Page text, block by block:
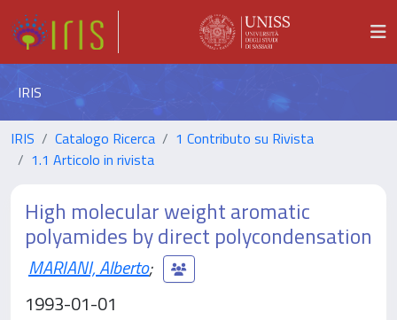
IRIS
IRIS Catalogo Ricerca
1 Contributo su Rivista
1.1 Articolo in rivista
High molecular weight aromatic
polyamides by direct polycondensation
MARIANI, Alberto;
1993-01-01